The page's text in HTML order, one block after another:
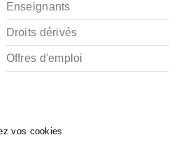
Enseignants
Droits dérivés
Offres d'emploi
vos cookies